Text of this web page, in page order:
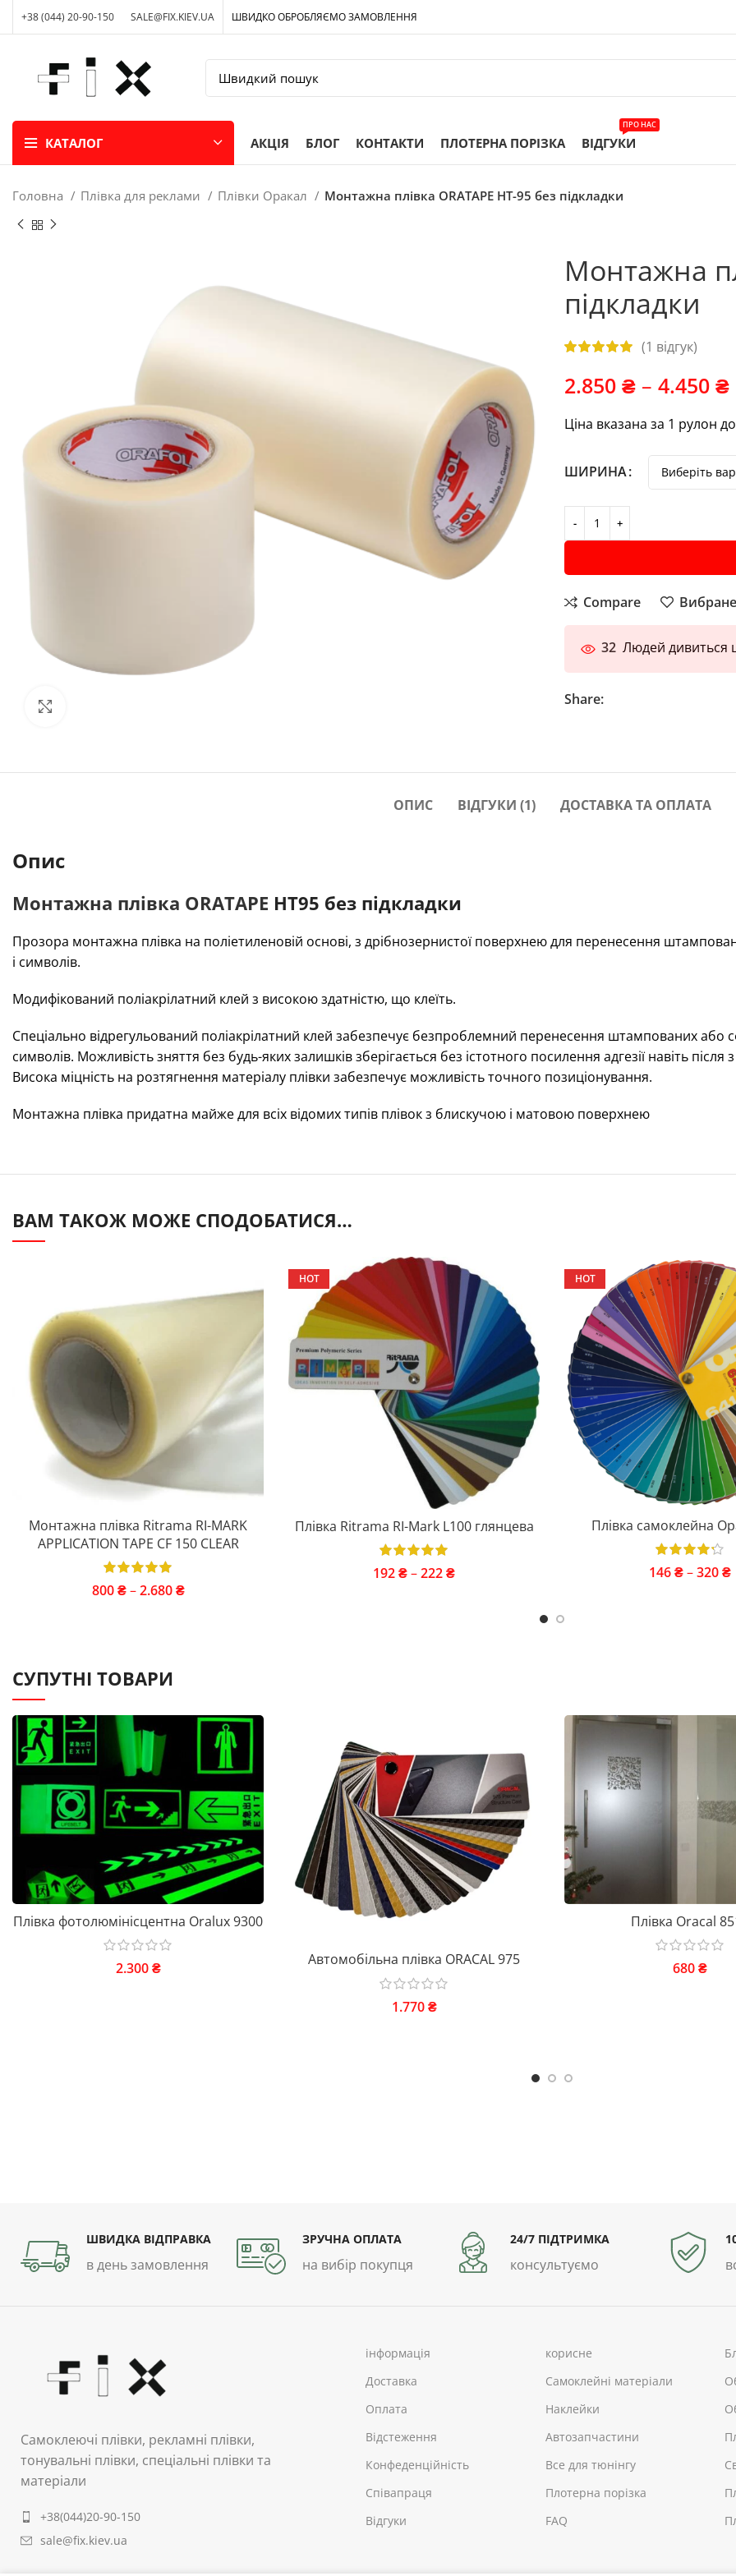
+38 (044) 20-90-150 SALE@FIX.KIEV.UA ШВИДКО ОБРОБЛЯЄМО ЗАМОВЛЕННЯ
КАТАЛОГ АКЦІЯ БЛОГ КОНТАКТИ ПЛОТЕРНА ПОРІЗКА ВІДГУКИ
ПРО НАС
Головна Плівка для реклами Плівки Оракал Монтажна плівка ORATAPE НТ-95 без підкладки
Монтажна
підкладки
(1 відгук)
2.850 ₴ – 4.450 ₴
Ціна вказана за 1 рулон
ШИРИНА
Compare
32 Людей дивиться
Share:
ОПИС ВІДГУКИ (1) ДОСТАВКА ТА ОПЛАТА
Опис
Монтажна плівка ORATAPE НТ95 без підкладки
Прозора монтажна плівка на поліетиленовій основі, з дрібнозернистої поверхнею для перенесення
і символів.
Модифікований поліакрілатний клей з високою здатністю, що клеїть.
Спеціально відрегульований поліакрілатний клей забезпечує безпроблемний перенесення штампованих
символів. Можливість зняття без будь-яких залишків зберігається без істотного посилення адгезії навіть
Висока міцність на розтягнення матеріалу плівки забезпечує можливість точного позиціонування.
Монтажна плівка придатна майже для всіх відомих типів плівок з блискучою і матовою поверхнею
ВАМ ТАКОЖ МОЖЕ СПОДОБАТИСЯ…
Монтажна плівка Ritrama RI-MARK
APPLICATION TAPE CF 150 CLEAR
800₴ – 2.680₴
HOT
Плівка Ritrama RI-Mark L100 глянцева
192₴–222₴
HOT
Плівка самоклейна
146₴–320₴
СУПУТНІ ТОВАРИ
Плівка фотолюмінісцентна Oralux 9300
2.300₴ Автомобільна плівка ORACAL 975
1.770₴
Плівка Oracal
680₴
ШВИДКА ВІДПРАВКА
в день замовлення
ЗРУЧНА ОПЛАТА
на вибір покупця
24/7 ПІДТРИМКА
консультуємо
Самоклеючі плівки, рекламні плівки,
тонувальні плівки, спеціальні плівки та
матеріали
+38(044)20-90-150
sale@fix.kiev.ua
інформація
Доставка
Оплата
Відстеження
Конфеденційність
Співапраця
Відгуки
корисне
Самоклейні матеріали
Наклейки
Автозапчастини
Все для тюнінгу
Плотерна порізка
FAQ